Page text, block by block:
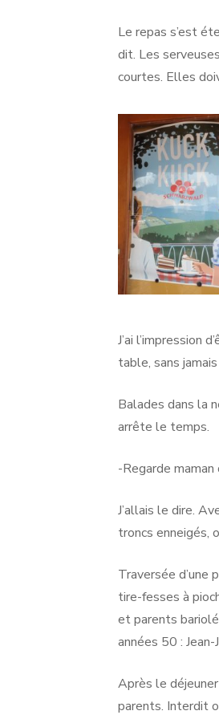
Le repas s’est
dit. Les
courtes. Elles
J’ai l’impression
table, sans
Balades dans la
arrête le temps.
-Regarde
J’allais le dire.
troncs enneigés,
Traversée d’une
tire-fesses à
et parents
années 50 :
Après le
parents. Interdit